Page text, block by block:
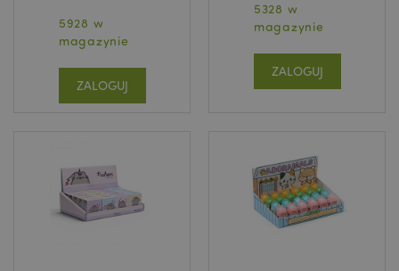
5928 w
magazynie
ZALOGUJ
5328 w
magazynie
ZALOGUJ